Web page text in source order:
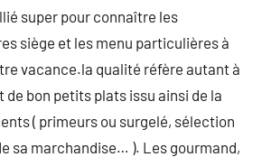
super pour connaître les
siège et les menu particulières à
vacance.la qualité réfère autant à
de bon petits plats issu ainsi de la
( primeurs ou surgelé, sélection
sa marchandise… ). Les gourmand,